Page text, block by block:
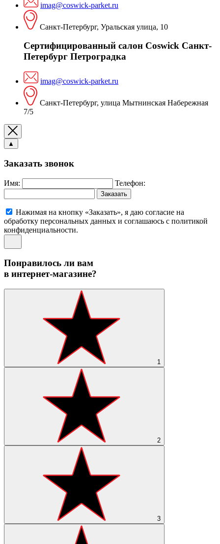
imag@coswick-parket.ru
Санкт-Петербург, Уральская улица, 10
Сертифицированный салон Coswick Санкт-
Петербург Петроградка
imag@coswick-parket.ru
Санкт-Петербург, улица Мытнинская Набережная
7/5
▲
Заказать звонок
Имя: Телефон:
Заказать
Нажимая на кнопку «Заказать», я даю согласие на
обработку персональных данных и соглашаюсь c политикой
конфиденциальности.
Понравилось ли вам
в интернет-магазине?
1
2
3